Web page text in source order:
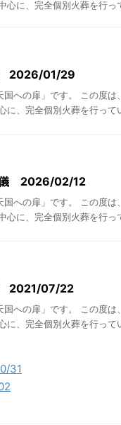
心に、完全個別火葬を行っ
2026/01/29
への扉」です。 この度
に、完全個別火葬を行って
儀 2026/02/12
への扉」です。 この度
心に、完全個別火葬を行っ
2021/07/22
への扉」です。 この度
に、完全個別火葬を行って
31